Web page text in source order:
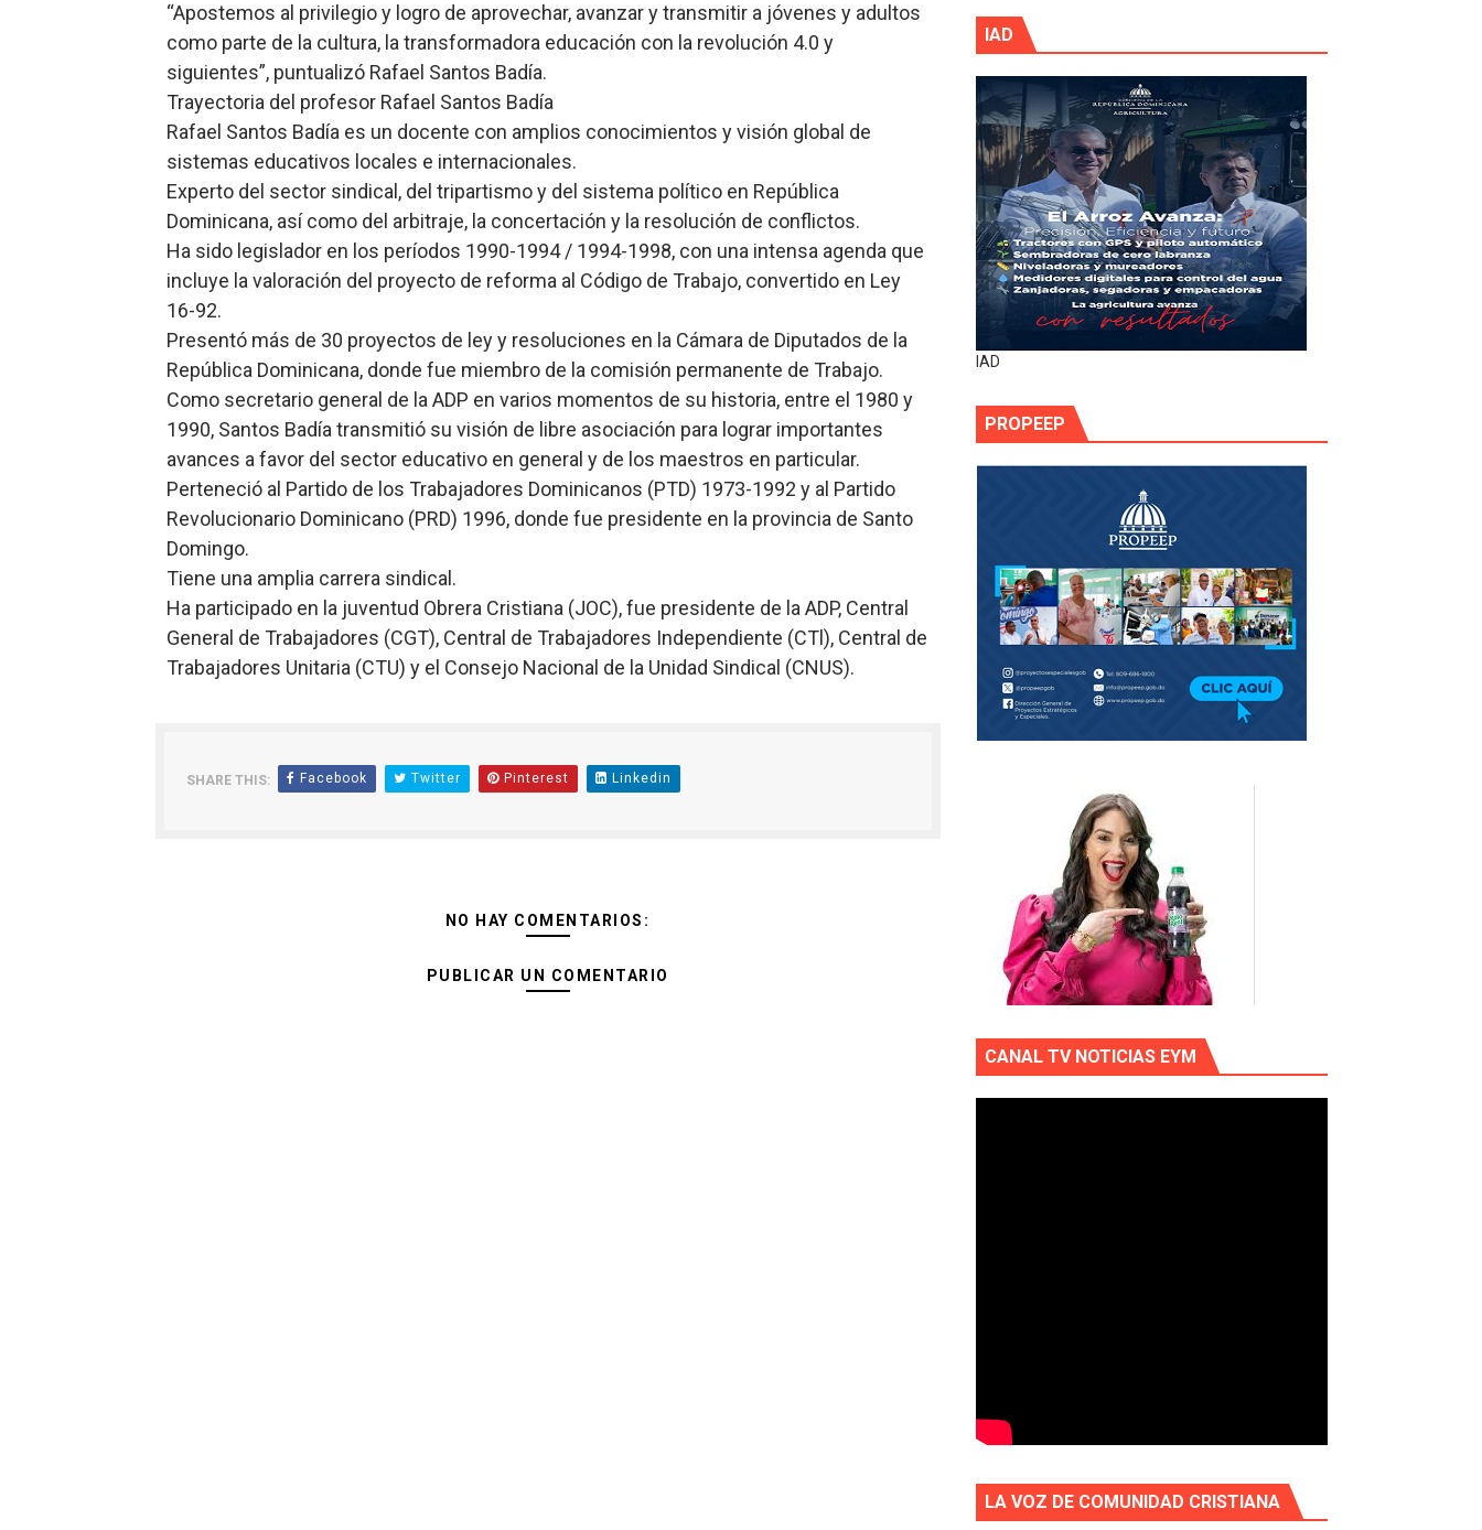
“Apostemos al privilegio y logro de aprovechar, avanzar y transmitir a jóvenes y adultos
como parte de la cultura, la transformadora educación con la revolución 4.0 y
siguientes”, puntualizó Rafael Santos Badía.
Trayectoria del profesor Rafael Santos Badía
Rafael Santos Badía es un docente con amplios conocimientos y visión global de
sistemas educativos locales e internacionales.
Experto del sector sindical, del tripartismo y del sistema político en República
Dominicana, así como del arbitraje, la concertación y la resolución de conflictos.
Ha sido legislador en los períodos 1990-1994 / 1994-1998, con una intensa agenda que
incluye la valoración del proyecto de reforma al Código de Trabajo, convertido en Ley
16-92.
Presentó más de 30 proyectos de ley y resoluciones en la Cámara de Diputados de la
República Dominicana, donde fue miembro de la comisión permanente de Trabajo.
Como secretario general de la ADP en varios momentos de su historia, entre el 1980 y
1990, Santos Badía transmitió su visión de libre asociación para lograr importantes
avances a favor del sector educativo en general y de los maestros en particular.
Perteneció al Partido de los Trabajadores Dominicanos (PTD) 1973-1992 y al Partido
Revolucionario Dominicano (PRD) 1996, donde fue presidente en la provincia de Santo
Domingo.
Tiene una amplia carrera sindical.
Ha participado en la juventud Obrera Cristiana (JOC), fue presidente de la ADP, Central
General de Trabajadores (CGT), Central de Trabajadores Independiente (CTl), Central de
Trabajadores Unitaria (CTU) y el Consejo Nacional de la Unidad Sindical (CNUS).
SHARE THIS: Facebook Twitter Pinterest Linkedin
NO HAY COMENTARIOS:
PUBLICAR UN COMENTARIO
IAD
IAD
PROPEEP
CANAL TV NOTICIAS EYM
LA VOZ DE COMUNIDAD CRISTIANA